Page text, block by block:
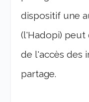
dispositif une
(l'Hadopi)
de l'accès des
partage.